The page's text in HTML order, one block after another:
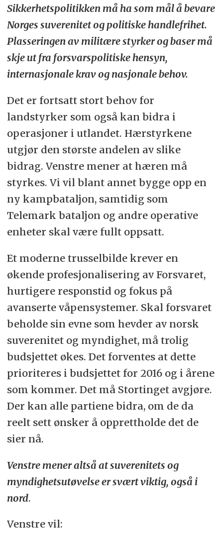
Sikkerhetspolitikken må ha som mål å bevare
Norges suverenitet og politiske handlefrihet.
Plasseringen av militære styrker og baser må
skje ut fra forsvarspolitiske hensyn,
internasjonale krav og nasjonale behov.
Det er fortsatt stort behov for
landstyrker som også kan bidra i
operasjoner i utlandet. Hærstyrkene
utgjør den største andelen av slike
bidrag. Venstre mener at hæren må
styrkes. Vi vil blant annet bygge opp en
ny kampbataljon, samtidig som
Telemark bataljon og andre operative
enheter skal være fullt oppsatt.
Et moderne trusselbilde krever en
økende profesjonalisering av Forsvaret,
hurtigere responstid og fokus på
avanserte våpensystemer. Skal forsvaret
beholde sin evne som hevder av norsk
suverenitet og myndighet, må trolig
budsjettet økes. Det forventes at dette
prioriteres i budsjettet for 2016 og i årene
som kommer. Det må Stortinget avgjøre.
Der kan alle partiene bidra, om de da
reelt sett ønsker å opprettholde det de
sier nå.
Venstre mener altså at suverenitets og
myndighetsutøvelse er svært viktig, også i
nord.
Venstre vil: